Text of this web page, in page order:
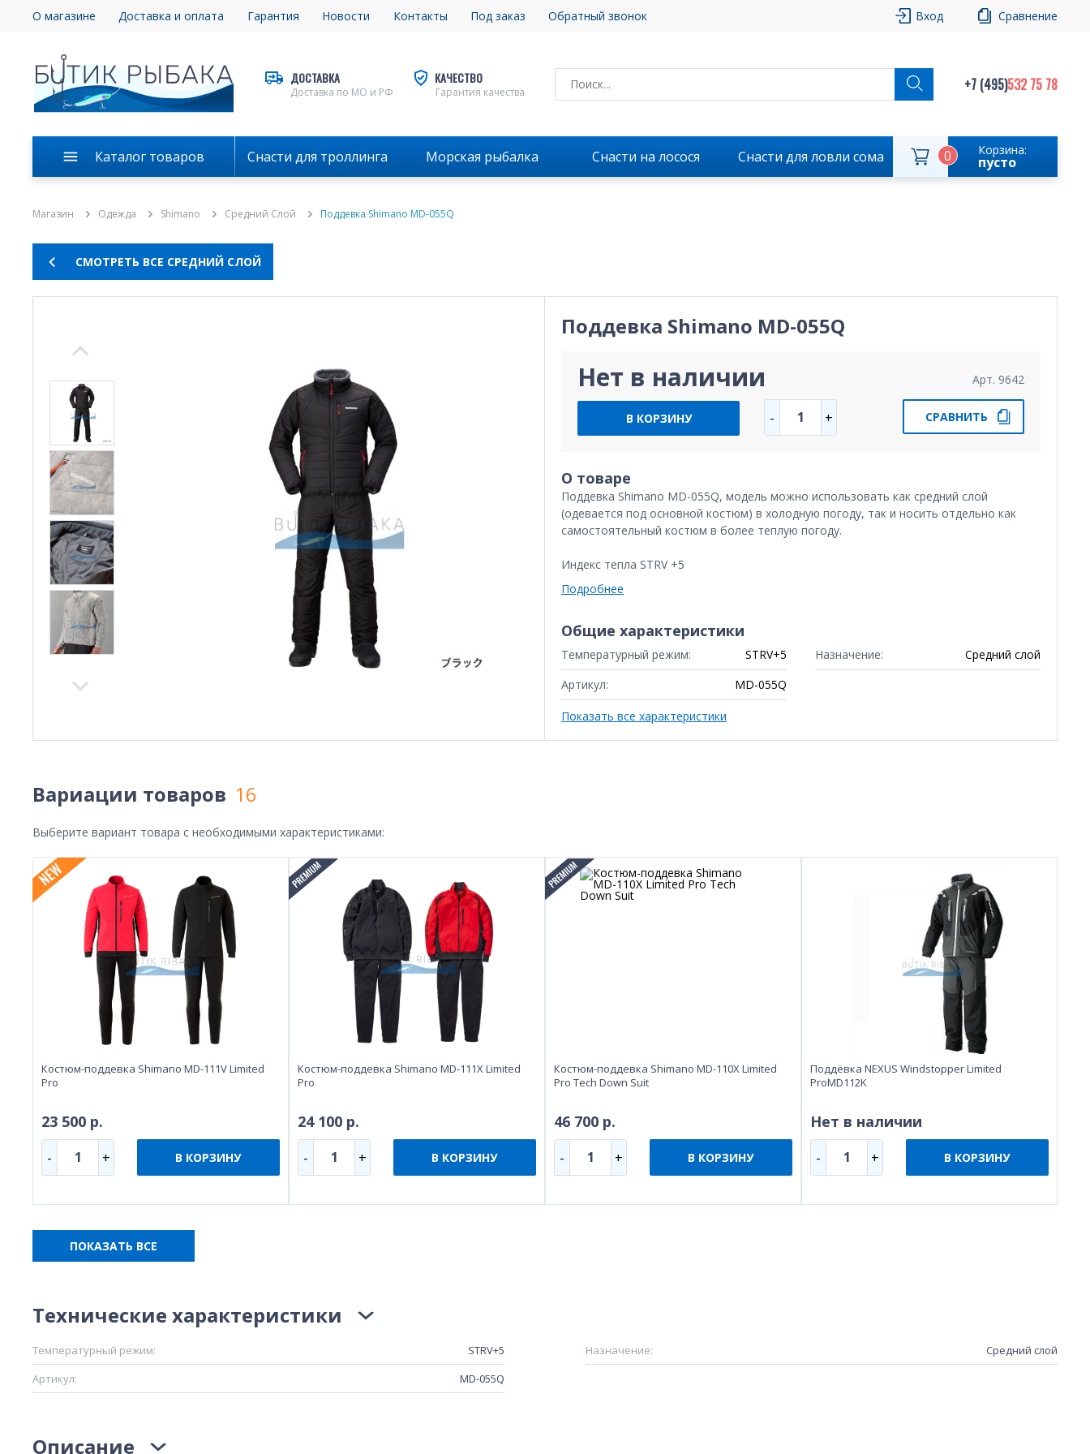
О магазине Доставка и оплата Гарантия Новости Контакты Под заказ Обратный звонок Вход Сравнение
ДОСТАВКА
Доставка по МО и РФ
КАЧЕСТВО
Гарантия качества +7 (495)532 75 78
Каталог товаров Снасти для троллинга Морская рыбалка Снасти на лосося Снасти для ловли сома Корзина:
пусто
0
Магазин Одежда Shimano Средний Слой Поддевка Shimano MD-055Q
СМОТРЕТЬ ВСЕ СРЕДНИЙ СЛОЙ
Поддевка Shimano MD-055Q
Нет в наличии Арт. 9642
В КОРЗИНУ - 1 + СРАВНИТЬ
О товаре
Поддевка Shimano MD-055Q, модель можно использовать как средний слой
(одевается под основной костюм) в холодную погоду, так и носить отдельно как
самостоятельный костюм в более теплую погоду.
Индекс тепла STRV +5
Подробнее
Общие характеристики
Температурный режим: STRV+5 Назначение:
Средний слой
Артикул:
MD-055Q
Показать все характеристики
Вариации товаров 16
Выберите вариант товара с необходимыми характеристиками:
Костюм-поддевка Shimano MD-111V Limited
Pro
23 500 р.
- 1 + В КОРЗИНУ
Костюм-поддевка Shimano MD-111X Limited
Pro
24 100 р.
- 1 + В КОРЗИНУ
Костюм-поддевка Shimano MD-110X Limited
Pro Tech Down Suit
46 700 р.
- 1 + В КОРЗИНУ
Поддёвка NEXUS Windstopper Limited
ProMD112K
Нет в наличии
- 1 + В КОРЗИНУ
ПОКАЗАТЬ ВСЕ
Технические характеристики
Температурный режим: STRV+5 Назначение:
Средний слой
Артикул:
MD-055Q
Описание